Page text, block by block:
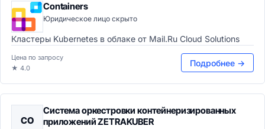
Containers
Юридическое лицо скрыто
Кластеры Kubernetes в облаке от Mail.Ru Cloud Solutions
Цена по запросу
★ 4.0
Подробнее →
СО
Система оркестровки контейнеризированных
приложений ZETRAKUBER